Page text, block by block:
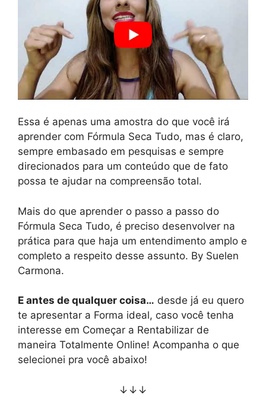
Essa é apenas uma amostra do que você irá
aprender com Fórmula Seca Tudo, mas é claro,
sempre embasado em pesquisas e sempre
direcionados para um conteúdo que de fato
possa te ajudar na compreensão total.
Mais do que aprender o passo a passo do
Fórmula Seca Tudo, é preciso desenvolver na
prática para que haja um entendimento amplo e
completo a respeito desse assunto. By Suelen
Carmona.
E antes de qualquer coisa… desde já eu quero
te apresentar a Forma ideal, caso você tenha
interesse em Começar a Rentabilizar de
maneira Totalmente Online! Acompanha o que
selecionei pra você abaixo!
↓↓↓